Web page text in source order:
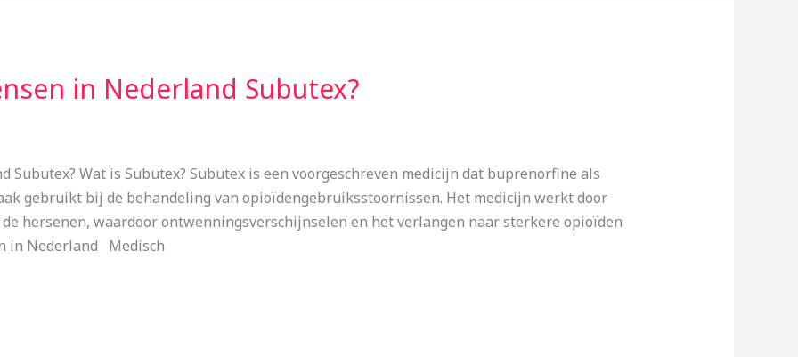
in Nederland Subutex?
Subutex? Wat is Subutex? Subutex is een voorgeschreven medicijn dat buprenorfine als
gebruikt bij de behandeling van opioïdengebruiksstoornissen. Het medicijn werkt door
hersenen, waardoor ontwenningsverschijnselen en het verlangen naar sterkere opioïden
in Nederland Medisch